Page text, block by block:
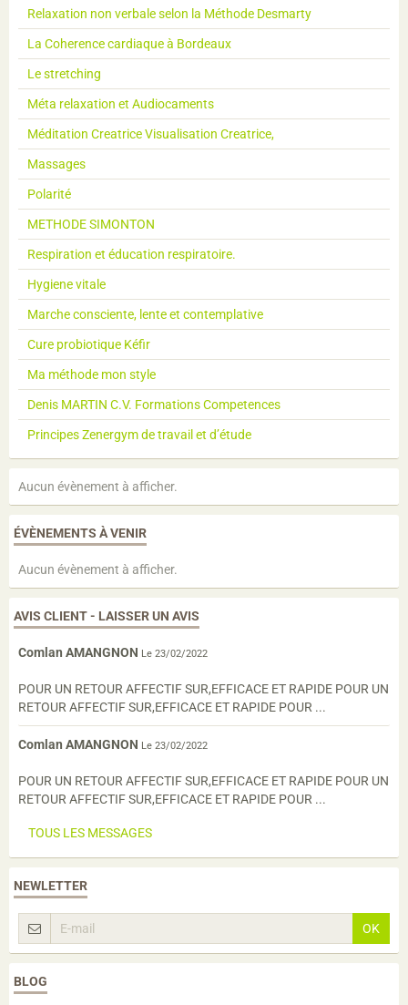
Relaxation non verbale selon la Méthode Desmarty
La Coherence cardiaque à Bordeaux
Le stretching
Méta relaxation et Audiocaments
Méditation Creatrice Visualisation Creatrice,
Massages
Polarité
METHODE SIMONTON
Respiration et éducation respiratoire.
Hygiene vitale
Marche consciente, lente et contemplative
Cure probiotique Kéfir
Ma méthode mon style
Denis MARTIN C.V. Formations Competences
Principes Zenergym de travail et d’étude
Aucun évènement à afficher.
ÉVÈNEMENTS À VENIR
Aucun évènement à afficher.
AVIS CLIENT - LAISSER UN AVIS
Comlan AMANGNON Le 23/02/2022
POUR UN RETOUR AFFECTIF SUR,EFFICACE ET RAPIDE POUR UN
RETOUR AFFECTIF SUR,EFFICACE ET RAPIDE POUR ...
Comlan AMANGNON Le 23/02/2022
POUR UN RETOUR AFFECTIF SUR,EFFICACE ET RAPIDE POUR UN
RETOUR AFFECTIF SUR,EFFICACE ET RAPIDE POUR ...
TOUS LES MESSAGES
NEWLETTER
OK
BLOG